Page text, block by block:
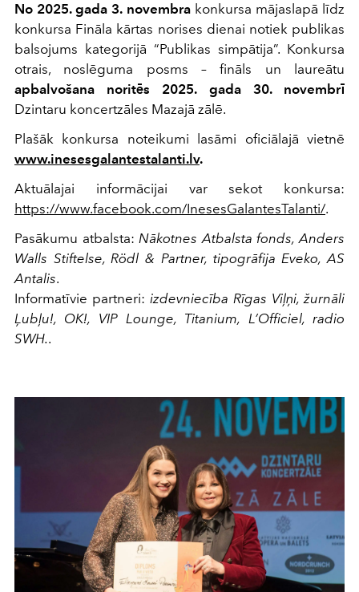
No 2025. gada 3. novembrakonkursa mājaslapā līdz
konkursa Fināla kārtas norises dienai notiek publikas
balsojums kategorijā “Publikas simpātija”. Konkursa
otrais, noslēguma posms – fināls un laureātu
apbalvošana noritēs 2025. gada 30. novembrī
Dzintaru koncertzāles Mazajā zālē.
Plašāk konkursa noteikumi lasāmi oficiālajā vietnē
www.inesesgalantestalanti.lv.
Aktuālajai informācijai var sekot konkursa:
https://www.facebook.com/InesesGalantesTalanti/.
Pasākumu atbalsta:Nākotnes Atbalsta fonds, Anders
Walls Stiftelse, Rödl & Partner, tipogrāfija Eveko, AS
Antalis.
Informatīvie partneri: izdevniecība Rīgas Viļņi, žurnāli
Ļubļu!, OK!, VIP Lounge, Titanium, L’Officiel, radio
SWH..